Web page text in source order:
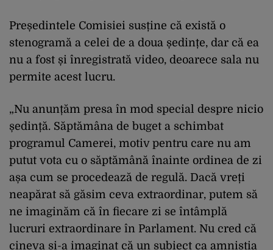
Președintele Comisiei susține că există o
stenogramă a celei de a doua ședințe, dar că ea
nu a fost și înregistrată video, deoarece sala nu
permite acest lucru.
„Nu anunțăm presa în mod special despre nicio
ședință. Săptămâna de buget a schimbat
programul Camerei, motiv pentru care nu am
putut vota cu o săptămână înainte ordinea de zi
așa cum se procedează de regulă. Dacă vreți
neapărat să găsim ceva extraordinar, putem să
ne imaginăm că în fiecare zi se întâmplă
lucruri extraordinare în Parlament. Nu cred că
cineva și-a imaginat că un subiect ca amnistia